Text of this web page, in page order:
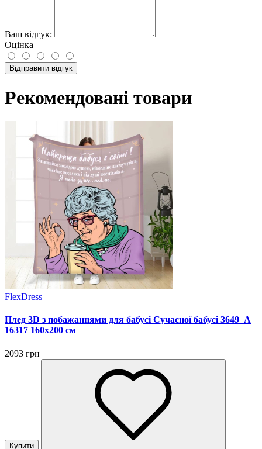
Ваш відгук:
Оцінка
Відправити відгук
Рекомендовані товари
FlexDress
Плед 3D з побажаннями для бабусі Сучасної бабусі 3649_A
16317 160х200 см
2093 грн
Купити